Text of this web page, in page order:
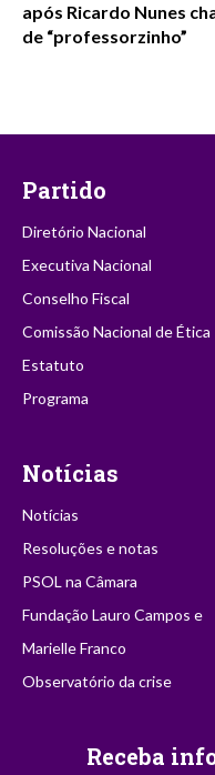
após Ricardo Nunes
de “professorzinho”
Partido
Diretório Nacional
Executiva Nacional
Conselho Fiscal
Comissão Nacional de Ética
Estatuto
Programa
Notícias
Notícias
Resoluções e notas
PSOL na Câmara
Fundação Lauro Campos e
Marielle Franco
Observatório da crise
Receba